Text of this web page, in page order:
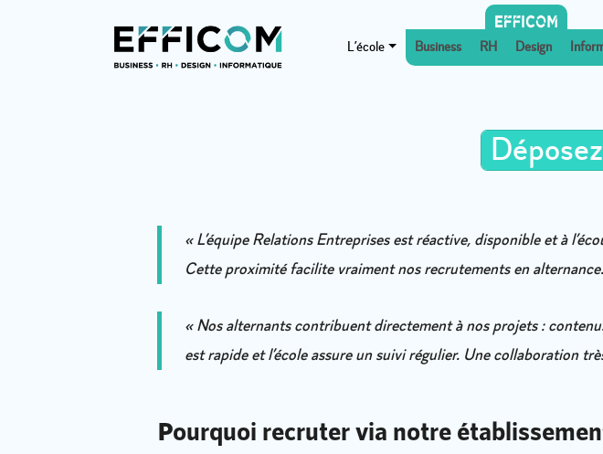
L’école Business RH Design
« L’équipe Relations Entreprises est réactive, disponible et à
Cette proximité facilite vraiment nos recrutements en
« Nos alternants contribuent directement à nos projets :
est rapide et l’école assure un suivi régulier. Une collaboration
Pourquoi recruter via notre